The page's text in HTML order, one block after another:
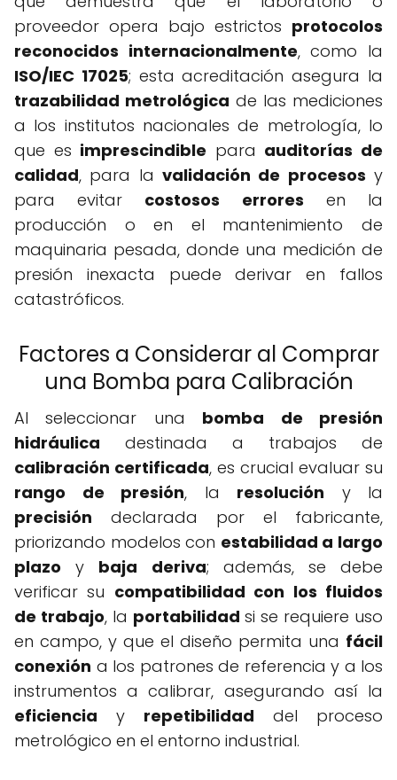
proveedor opera bajo estrictos protocolos
reconocidos internacionalmente, como la
ISO/IEC 17025; esta acreditación asegura la
trazabilidad metrológica de las mediciones
a los institutos nacionales de metrología, lo
que es imprescindible para auditorías de
calidad, para la validación de procesos y
para evitar costosos errores en la
producción o en el mantenimiento de
maquinaria pesada, donde una medición de
presión inexacta puede derivar en fallos
catastróficos.
Factores a Considerar al Comprar
una Bomba para Calibración
Al seleccionar una bomba de presión
hidráulica destinada a trabajos de
calibración certificada, es crucial evaluar su
rango de presión, la resolución y la
precisión declarada por el fabricante,
priorizando modelos con estabilidad a largo
plazo y baja deriva; además, se debe
verificar su compatibilidad con los fluidos
de trabajo, la portabilidad si se requiere uso
en campo, y que el diseño permita una fácil
conexión a los patrones de referencia y a los
instrumentos a calibrar, asegurando así la
eficiencia y repetibilidad del proceso
metrológico en el entorno industrial.